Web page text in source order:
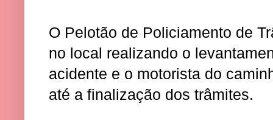
O Pelotão de Policiamento de
no local realizando o
acidente e o motorista do
até a finalização dos trâmites.